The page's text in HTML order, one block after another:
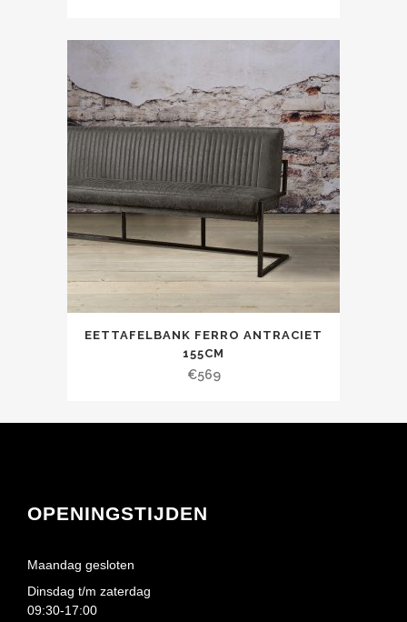
EETTAFELBANK FERRO ANTRACIET
155CM
€569
OPENINGSTIJDEN
Maandag gesloten
Dinsdag t/m zaterdag
09:30-17:00